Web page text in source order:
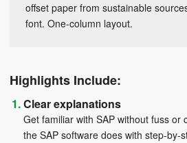
offset paper from sustainable
font. One-column layout.
Highlights Include:
Clear explanations
Get familiar with SAP without fuss or
the SAP software does with step-by-